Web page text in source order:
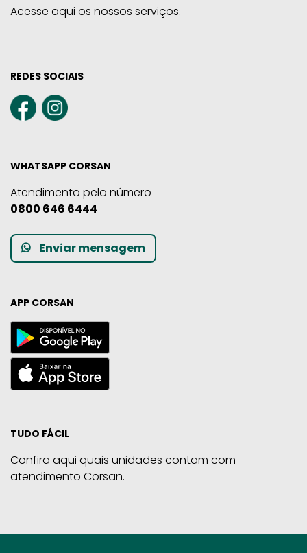
Acesse aqui os nossos serviços.
REDES SOCIAIS
WHATSAPP CORSAN
Atendimento pelo número
0800 646 6444
Enviar mensagem
APP CORSAN
TUDO FÁCIL
Confira aqui quais unidades contam com
atendimento Corsan.